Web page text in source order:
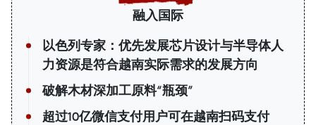
融入国际
以色列专家：优先发展芯片设计与半导体人
力资源是符合越南实际需求的发展方向
破解木材深加工原料“瓶颈”
超过10亿微信支付用户可在越南扫码支付